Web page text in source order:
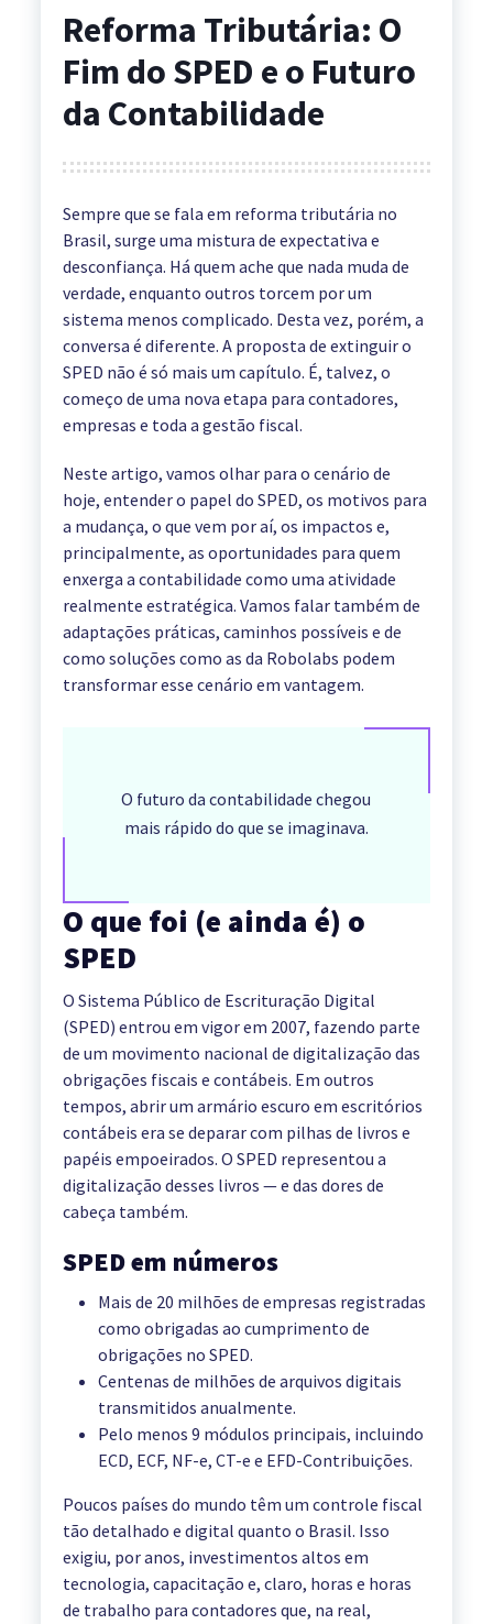
Reforma Tributária: O
Fim do SPED e o Futuro
da Contabilidade
Sempre que se fala em reforma tributária no
Brasil, surge uma mistura de expectativa e
desconfiança. Há quem ache que nada muda de
verdade, enquanto outros torcem por um
sistema menos complicado. Desta vez, porém, a
conversa é diferente. A proposta de extinguir o
SPED não é só mais um capítulo. É, talvez, o
começo de uma nova etapa para contadores,
empresas e toda a gestão fiscal.
Neste artigo, vamos olhar para o cenário de
hoje, entender o papel do SPED, os motivos para
a mudança, o que vem por aí, os impactos e,
principalmente, as oportunidades para quem
enxerga a contabilidade como uma atividade
realmente estratégica. Vamos falar também de
adaptações práticas, caminhos possíveis e de
como soluções como as da Robolabs podem
transformar esse cenário em vantagem.
O futuro da contabilidade chegou
mais rápido do que se imaginava.
O que foi (e ainda é) o
SPED
O Sistema Público de Escrituração Digital
(SPED) entrou em vigor em 2007, fazendo parte
de um movimento nacional de digitalização das
obrigações fiscais e contábeis. Em outros
tempos, abrir um armário escuro em escritórios
contábeis era se deparar com pilhas de livros e
papéis empoeirados. O SPED representou a
digitalização desses livros — e das dores de
cabeça também.
SPED em números
Mais de 20 milhões de empresas registradas
como obrigadas ao cumprimento de
obrigações no SPED.
Centenas de milhões de arquivos digitais
transmitidos anualmente.
Pelo menos 9 módulos principais, incluindo
ECD, ECF, NF-e, CT-e e EFD-Contribuições.
Poucos países do mundo têm um controle fiscal
tão detalhado e digital quanto o Brasil. Isso
exigiu, por anos, investimentos altos em
tecnologia, capacitação e, claro, horas e horas
de trabalho para contadores que, na real,